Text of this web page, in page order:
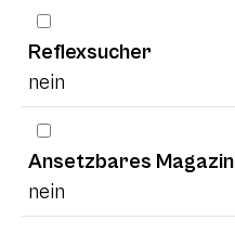
Reflexsucher
nein
Ansetzbares Magazin
nein